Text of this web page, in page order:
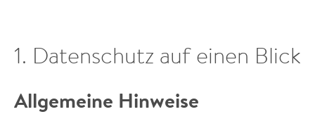
1. Datenschutz auf einen Blick
Allgemeine Hinweise